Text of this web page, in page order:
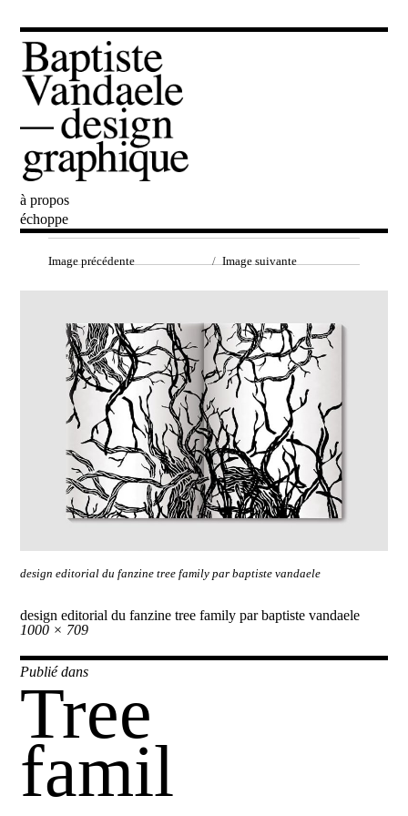
Baptiste Vandaele
à propos
échoppe
Image précédente Image suivante
design editorial du fanzine tree family par baptiste vandaele
design editorial du fanzine tree family par baptiste vandaele
Taille
réelle
1000 × 709
Navigation
de
l’article
Publié dans
Tree
famil